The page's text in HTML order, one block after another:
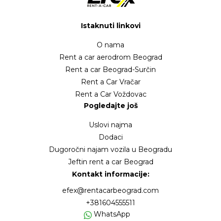
Istaknuti linkovi
O nama
Rent a car aerodrom Beograd
Rent a car Beograd-Surčin
Rent a Car Vračar
Rent a Car Voždovac
Pogledajte još
Uslovi najma
Dodaci
Dugoročni najam vozila u Beogradu
Jeftin rent a car Beograd
Kontakt informacije:
efex@rentacarbeograd.com
+381604555511
WhatsApp